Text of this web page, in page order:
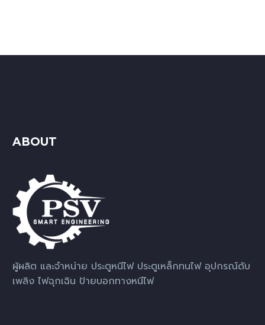
ABOUT
ผู้ผลิต และจำหน่าย ประตูหนีไฟ ประตูเหล็กทนไฟ อุปกรณ์ดับ
เพลิง ไฟฉุกเฉิน ป้ายบอกทางหนีไฟ